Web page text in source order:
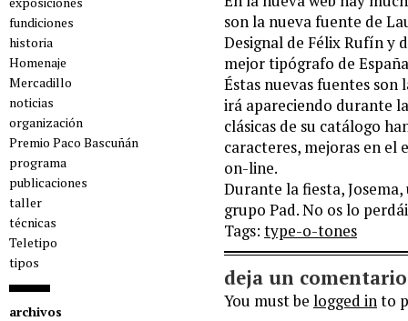
fundiciones
historia
Homenaje
Mercadillo
noticias
organización
Premio Paco Bascuñán
programa
publicaciones
taller
técnicas
Teletipo
tipos
archivos
son la nueva fuente de
Designal de Félix Rufín y
mejor tipógrafo de
Éstas nuevas fuentes son
irá apareciendo durante
clásicas de su catálogo
caracteres, mejoras en el
on-line.
Durante la fiesta,
grupo Pad. No os lo
Tags: type-o-tones
deja un comentario
You must be logged into